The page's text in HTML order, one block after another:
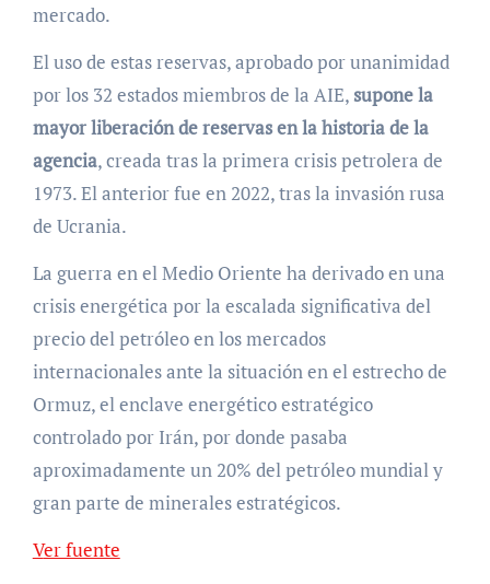
mercado.
El uso de estas reservas, aprobado por unanimidad
por los 32 estados miembros de la AIE, supone la
mayor liberación de reservas en la historia de la
agencia, creada tras la primera crisis petrolera de
1973. El anterior fue en 2022, tras la invasión rusa
de Ucrania.
La guerra en el Medio Oriente ha derivado en una
crisis energética por la escalada significativa del
precio del petróleo en los mercados
internacionales ante la situación en el estrecho de
Ormuz, el enclave energético estratégico
controlado por Irán, por donde pasaba
aproximadamente un 20% del petróleo mundial y
gran parte de minerales estratégicos.
Ver fuente